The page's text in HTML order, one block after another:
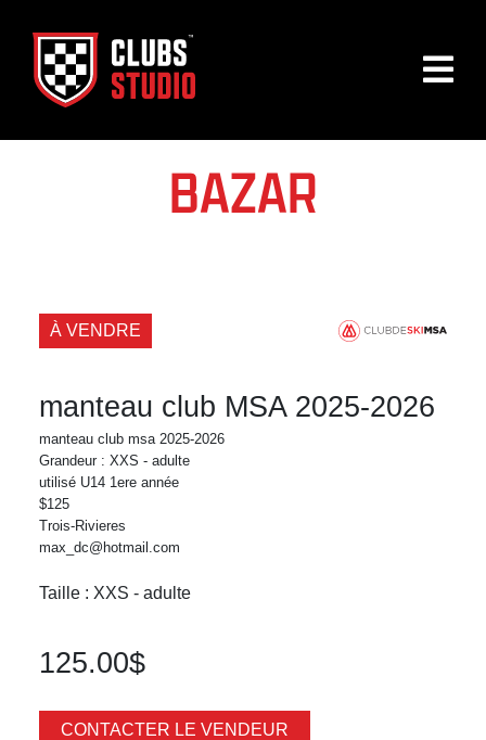
BAZAR
À VENDRE
manteau club MSA 2025-2026
manteau club msa 2025-2026
Grandeur : XXS - adulte
utilisé U14 1ere année
$125
Trois-Rivieres
max_dc@hotmail.com
Taille : XXS - adulte
125.00$
CONTACTER LE VENDEUR